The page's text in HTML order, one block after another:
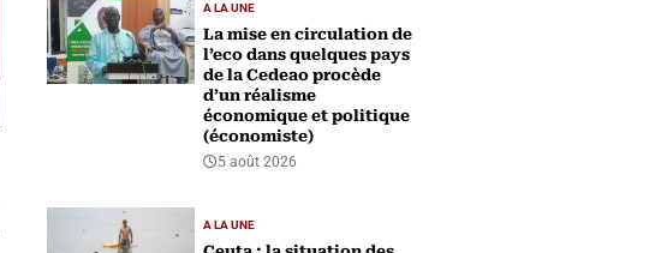
A LA UNE
La mise en circulation de
l’eco dans quelques pays
de la Cedeao procède
d’un réalisme
économique et politique
(économiste)
5 août 2026
A LA UNE